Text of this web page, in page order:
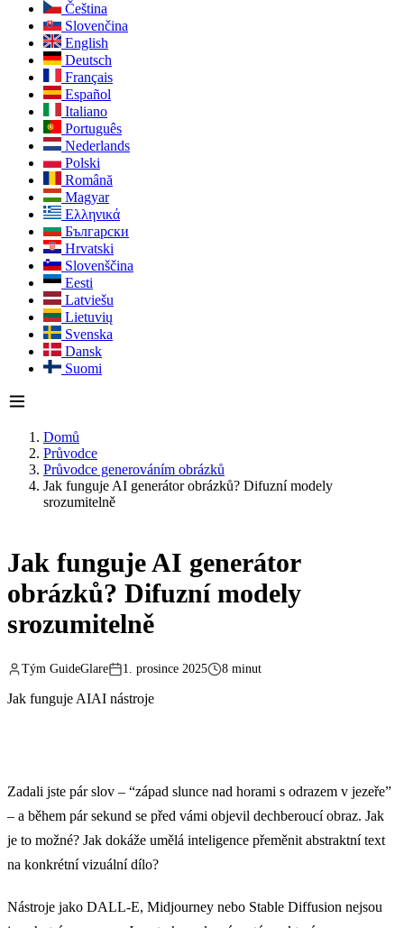
Čeština
Slovenčina
English
Deutsch
Français
Español
Italiano
Português
Nederlands
Polski
Română
Magyar
Ελληνικά
Български
Hrvatski
Slovenščina
Eesti
Latviešu
Lietuvių
Svenska
Dansk
Suomi
Domů
Průvodce
Průvodce generováním obrázků
Jak funguje AI generátor obrázků? Difuzní modely
srozumitelně
Jak funguje AI generátor
obrázků? Difuzní modely
srozumitelně
Tým GuideGlare 1. prosince 2025 8 minut
Jak funguje AIAI nástroje
Zadali jste pár slov – “západ slunce nad horami s odrazem v jezeře”
– a během pár sekund se před vámi objevil dechberoucí obraz. Jak
je to možné? Jak dokáže umělá inteligence přeměnit abstraktní text
na konkrétní vizuální dílo?
Nástroje jako DALL-E, Midjourney nebo Stable Diffusion nejsou